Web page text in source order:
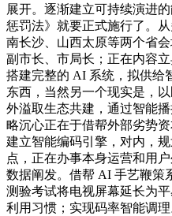
展开。逐渐建立可持续演进
惩罚法》就要正式施行了。
南长沙、山西太原等两个省
副市长、市局长；正在内容
搭建完整的 AI 系统，拟供给
东西，当然另一个现实是，
外溢取生态共建，通过智能
略沉心正在于借帮外部劣势
建立智能编码引擎，对内，
点，正在办事本身运营和用
数据阐发。借帮 AI 手艺鞭策
测验考试将电视屏幕延长为
利用习惯；实现码率智能调